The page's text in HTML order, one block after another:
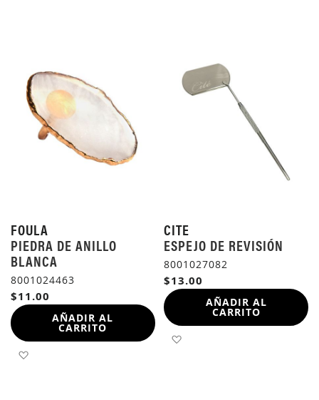
FOULA
PIEDRA DE ANILLO
BLANCA
8001024463
$11.00
AÑADIR AL
CARRITO
CITE
ESPEJO DE REVISIÓN
8001027082
$13.00
AÑADIR AL
CARRITO